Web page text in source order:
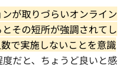
が取りづらいオンライン
その短所が強調されてし
で実施しないことを意識
度だと、ちょうど良いと感